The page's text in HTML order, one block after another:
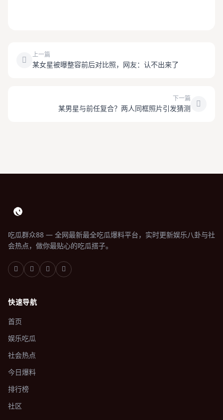
上一篇
某女星被曝整容前后对比照，网友：认不出来了
下一篇
某男星与前任复合？两人同框照片引发猜测
吃瓜群众88 — 全网最新最全吃瓜爆料平台，实时更新娱乐八卦与社
会热点，做你最贴心的吃瓜搭子。
快速导航
首页
娱乐吃瓜
社会热点
今日爆料
排行榜
社区